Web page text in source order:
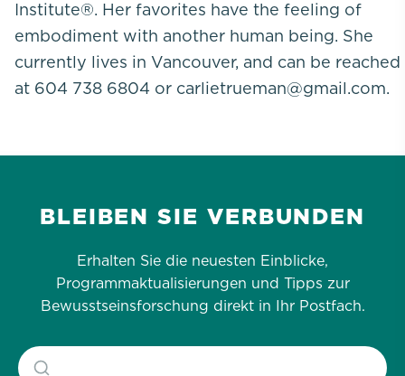
Institute®. Her favorites have the feeling of
embodiment with another human being. She
currently lives in Vancouver, and can be reached
at 604 738 6804 or carlietrueman@gmail.com.
BLEIBEN SIE VERBUNDEN
Erhalten Sie die neuesten Einblicke,
Programmaktualisierungen und Tipps zur
Bewusstseinsforschung direkt in Ihr Postfach.